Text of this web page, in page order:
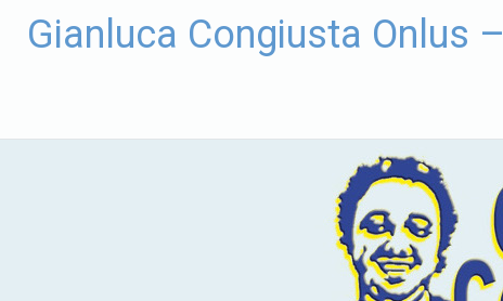
Gianluca Congiusta Onlus –